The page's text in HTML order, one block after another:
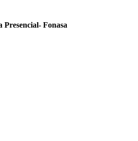
Presencial- Fonasa